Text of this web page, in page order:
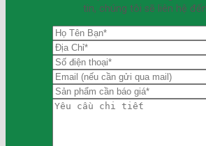
tin, chúng tôi sẽ liên hệ